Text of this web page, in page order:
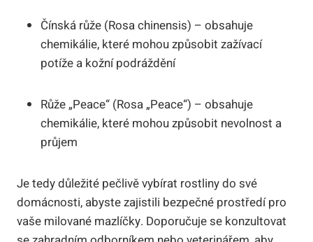
Čínská růže (Rosa chinensis) – obsahuje
chemikálie, které mohou způsobit zažívací
potíže a kožní podráždění
Růže „Peace“ (Rosa „Peace“) – obsahuje
chemikálie, které mohou způsobit nevolnost a
průjem
Je tedy důležité pečlivě vybírat rostliny do své
domácnosti, abyste zajistili bezpečné prostředí pro
vaše milované mazlíčky. Doporučuje se konzultovat